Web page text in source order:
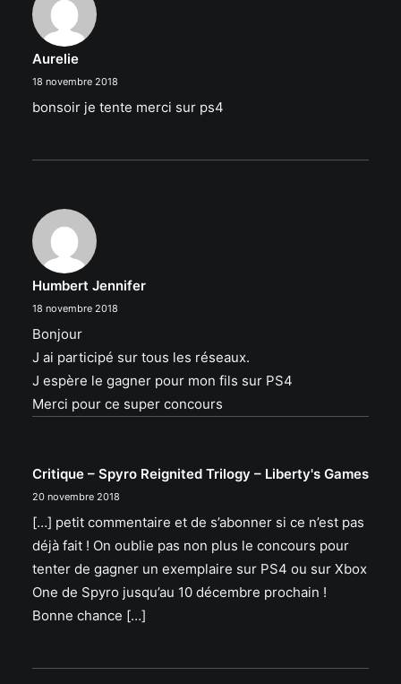
Aurelie
18 novembre 2018
bonsoir je tente merci sur ps4
Humbert Jennifer
18 novembre 2018
Bonjour
J ai participé sur tous les réseaux.
J espère le gagner pour mon fils sur PS4
Merci pour ce super concours
Critique – Spyro Reignited Trilogy – Liberty's Games
20 novembre 2018
[…] petit commentaire et de s’abonner si ce n’est pas
déjà fait ! On oublie pas non plus le concours pour
tenter de gagner un exemplaire sur PS4 ou sur Xbox
One de Spyro jusqu’au 10 décembre prochain !
Bonne chance […]